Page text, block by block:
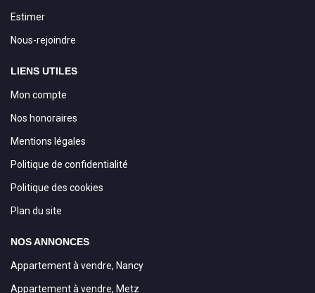
Estimer
Nous-rejoindre
LIENS UTILES
Mon compte
Nos honoraires
Mentions légales
Politique de confidentialité
Politique des cookies
Plan du site
NOS ANNONCES
Appartement à vendre, Nancy
Appartement à vendre, Metz